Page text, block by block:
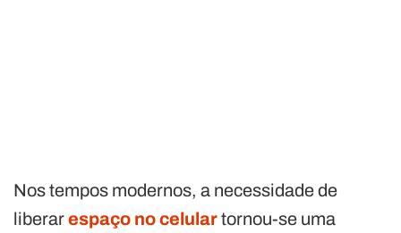
Nos tempos modernos, a necessidade de
liberarespaço no celulartornou-se uma